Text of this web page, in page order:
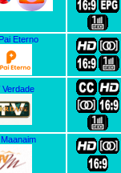
Eterno
Verdade